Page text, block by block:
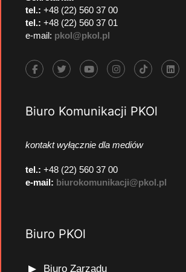
tel.: +48 (22) 560 37 00
tel.: +48 (22) 560 37 01
e-mail: pkol@pkol.pl
Biuro Komunikacji PKOl
kontakt wyłącznie dla mediów
tel.: +48 (22) 560 37 00
e-mail: biurokomunikacji@pkol.pl
Biuro PKOl
Biuro Zarządu